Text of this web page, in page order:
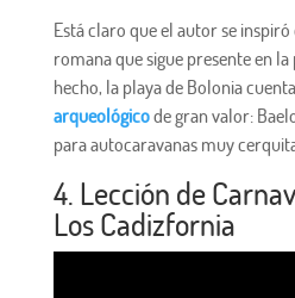
Está claro que el autor se
romana que sigue presente en la
hecho, la playa de Bolonia
arqueológicode gran valor:
para autocaravanas muy
4. Lección de
Los Cadizfornia